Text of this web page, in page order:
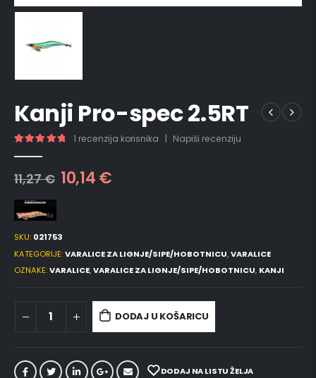
Kanji Pro-spec 2.5RT
1 recenzija korisnika | Napiši recenziju
11,27€ 10,14€
SKU: 021753
KATEGORIJE:VARALICE ZA LIGNJE/SIPE/HOBOTNICU,VARALICE
OZNAKE:VARALICE,VARALICE ZA LIGNJE/SIPE/HOBOTNICU, KANJI
DODAJ U KOŠARICU
DODAJ NA LISTU ŽELJA